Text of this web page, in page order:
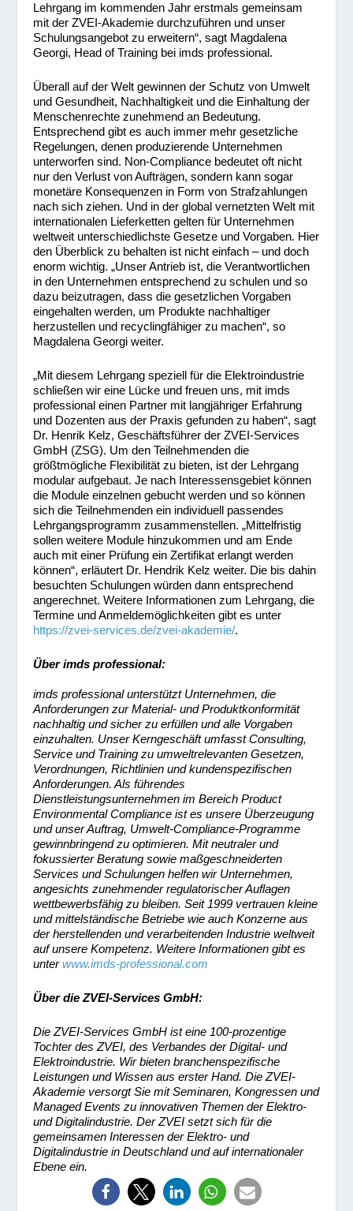
Lehrgang im kommenden Jahr erstmals gemeinsam
mit der ZVEI-Akademie durchzuführen und unser
Schulungsangebot zu erweitern“, sagt Magdalena
Georgi, Head of Training bei imds professional.
Überall auf der Welt gewinnen der Schutz von Umwelt
und Gesundheit, Nachhaltigkeit und die Einhaltung der
Menschenrechte zunehmend an Bedeutung.
Entsprechend gibt es auch immer mehr gesetzliche
Regelungen, denen produzierende Unternehmen
unterworfen sind. Non-Compliance bedeutet oft nicht
nur den Verlust von Aufträgen, sondern kann sogar
monetäre Konsequenzen in Form von Strafzahlungen
nach sich ziehen. Und in der global vernetzten Welt mit
internationalen Lieferketten gelten für Unternehmen
weltweit unterschiedlichste Gesetze und Vorgaben. Hier
den Überblick zu behalten ist nicht einfach – und doch
enorm wichtig. „Unser Antrieb ist, die Verantwortlichen
in den Unternehmen entsprechend zu schulen und so
dazu beizutragen, dass die gesetzlichen Vorgaben
eingehalten werden, um Produkte nachhaltiger
herzustellen und recyclingfähiger zu machen“, so
Magdalena Georgi weiter.
„Mit diesem Lehrgang speziell für die Elektroindustrie
schließen wir eine Lücke und freuen uns, mit imds
professional einen Partner mit langjähriger Erfahrung
und Dozenten aus der Praxis gefunden zu haben“, sagt
Dr. Henrik Kelz, Geschäftsführer der ZVEI-Services
GmbH (ZSG). Um den Teilnehmenden die
größtmögliche Flexibilität zu bieten, ist der Lehrgang
modular aufgebaut. Je nach Interessensgebiet können
die Module einzelnen gebucht werden und so können
sich die Teilnehmenden ein individuell passendes
Lehrgangsprogramm zusammenstellen. „Mittelfristig
sollen weitere Module hinzukommen und am Ende
auch mit einer Prüfung ein Zertifikat erlangt werden
können“, erläutert Dr. Hendrik Kelz weiter. Die bis dahin
besuchten Schulungen würden dann entsprechend
angerechnet. Weitere Informationen zum Lehrgang, die
Termine und Anmeldemöglichkeiten gibt es unter
https://zvei-services.de/zvei-akademie/.
Über imds professional:
imds professional unterstützt Unternehmen, die
Anforderungen zur Material- und Produktkonformität
nachhaltig und sicher zu erfüllen und alle Vorgaben
einzuhalten. Unser Kerngeschäft umfasst Consulting,
Service und Training zu umweltrelevanten Gesetzen,
Verordnungen, Richtlinien und kundenspezifischen
Anforderungen. Als führendes
Dienstleistungsunternehmen im Bereich Product
Environmental Compliance ist es unsere Überzeugung
und unser Auftrag, Umwelt-Compliance-Programme
gewinnbringend zu optimieren. Mit neutraler und
fokussierter Beratung sowie maßgeschneiderten
Services und Schulungen helfen wir Unternehmen,
angesichts zunehmender regulatorischer Auflagen
wettbewerbsfähig zu bleiben. Seit 1999 vertrauen kleine
und mittelständische Betriebe wie auch Konzerne aus
der herstellenden und verarbeitenden Industrie weltweit
auf unsere Kompetenz. Weitere Informationen gibt es
unterwww.imds-professional.com
Über die ZVEI-Services GmbH:
Die ZVEI-Services GmbH ist eine 100-prozentige
Tochter des ZVEI, des Verbandes der Digital- und
Elektroindustrie. Wir bieten branchenspezifische
Leistungen und Wissen aus erster Hand. Die ZVEI-
Akademie versorgt Sie mit Seminaren, Kongressen und
Managed Events zu innovativen Themen der Elektro-
und Digitalindustrie. Der ZVEI setzt sich für die
gemeinsamen Interessen der Elektro- und
Digitalindustrie in Deutschland und auf internationaler
Ebene ein.